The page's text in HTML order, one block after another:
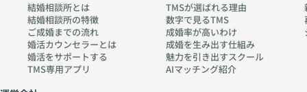
結婚相談所とは
結婚相談所の特徴
ご成婚までの流れ
婚活カウンセラーとは
婚活をサポートする
TMS専用アプリ
TMSが選ばれる理由
数字で見るTMS
成婚率が高いわけ
成婚を生み出す仕組み
魅力を引き出すスクール
AIマッチング紹介